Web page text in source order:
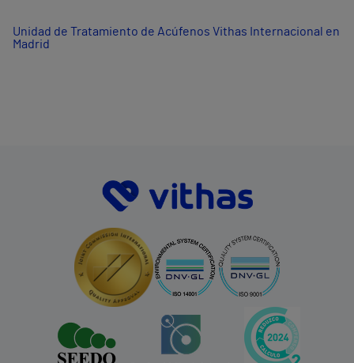
Unidad de Tratamiento de Acúfenos Vithas Internacional en
Madrid